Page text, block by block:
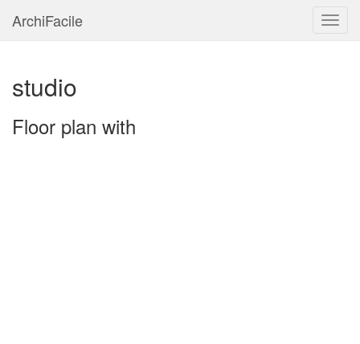
ArchiFacile
studio
Floor plan with